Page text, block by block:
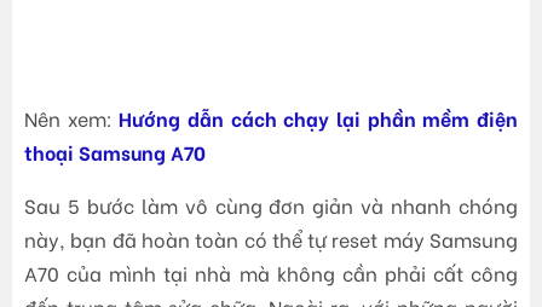
Nên xem: Hướng dẫn cách chạy lại phần mềm điện
thoại Samsung A70
Sau 5 bước làm vô cùng đơn giản và nhanh chóng
này, bạn đã hoàn toàn có thể tự reset máy Samsung
A70 của mình tại nhà mà không cần phải cất công